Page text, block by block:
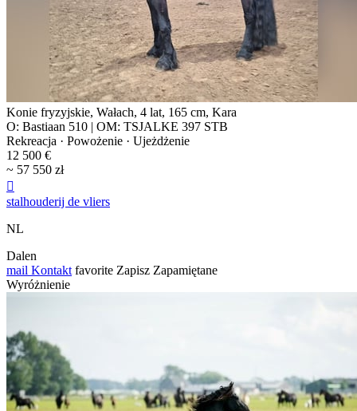
Konie fryzyjskie, Wałach, 4 lat, 165 cm, Kara
O: Bastiaan 510 | OM: TSJALKE 397 STB
Rekreacja · Powożenie · Ujeżdżenie
12 500 €
~ 57 550 zł

stalhouderij de vliers
NL
Dalen
mail Kontakt favorite Zapisz Zapamiętane
Wyróżnienie